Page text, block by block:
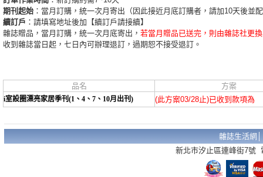
期刊起始 ：當月訂購，統一次月寄出（因此接近月底訂購者，請加10天後並
續訂戶 ：請填寫地址後加【續訂戶請接續】
雜誌贈品，當月訂購，統一次月底寄出， 若當月贈品已送完，則由雜誌社更
收到雜誌當日起，七日內可辦理退訂，過期恕不接受退訂。
品名 方案
i室設圈漂亮家居季刊(1、4、7、10月出刊) (此方案03/28止)已收到款項為
雜誌生活網
新北市汐止區連峰街7號